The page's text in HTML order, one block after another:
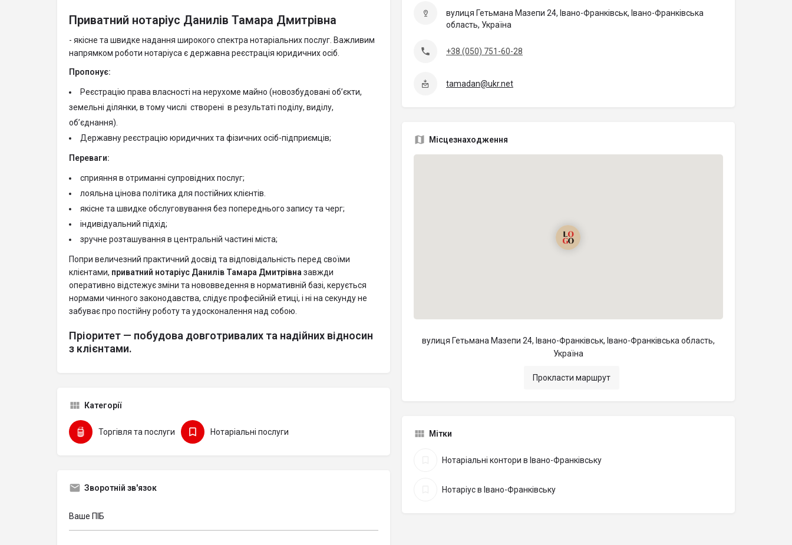
Приватний нотаріус Данилів Тамара Дмитрівна
- якісне та швидке надання широкого спектра нотаріальних послуг. Важливим
напрямком роботи нотаріуса є державна реєстрація юридичних осіб.
Пропонує:
Реєстрацію права власності на нерухоме майно (новозбудовані об’єкти,
земельні ділянки, в тому числі створені в результаті поділу, виділу,
об’єднання).
Державну реєстрацію юридичних та фізичних осіб-підприємців;
Переваги:
сприяння в отриманні супровідних послуг;
лояльна цінова політика для постійних клієнтів.
якісне та швидке обслуговування без попереднього запису та черг;
індивідуальний підхід;
зручне розташування в центральній частині міста;
Попри величезний практичний досвід та відповідальність перед своїми
клієнтами, приватний нотаріус Данилів Тамара Дмитрівназавжди
оперативно відстежує зміни та нововведення в нормативній базі, керується
нормами чинного законодавства, слідує професійній етиці, і ні на секунду не
забуває про постійну роботу та удосконалення над собою.
Пріоритет — побудова довготривалих та надійних відносин
з клієнтами.
вулиця Гетьмана Мазепи 24, Івано-Франківськ, Івано-Франківська
область, Україна
+38 (050) 751-60-28
tamadan@ukr.net
Місцезнаходження
вулиця Гетьмана Мазепи 24, Івано-Франківськ, Івано-Франківська область,
Україна
Прокласти маршрут
Категорії
Торгівля та послуги Нотаріальні послуги Мітки
Нотаріальні контори в Івано-Франківську
Нотаріус в Івано-Франківську
Зворотній зв'язок